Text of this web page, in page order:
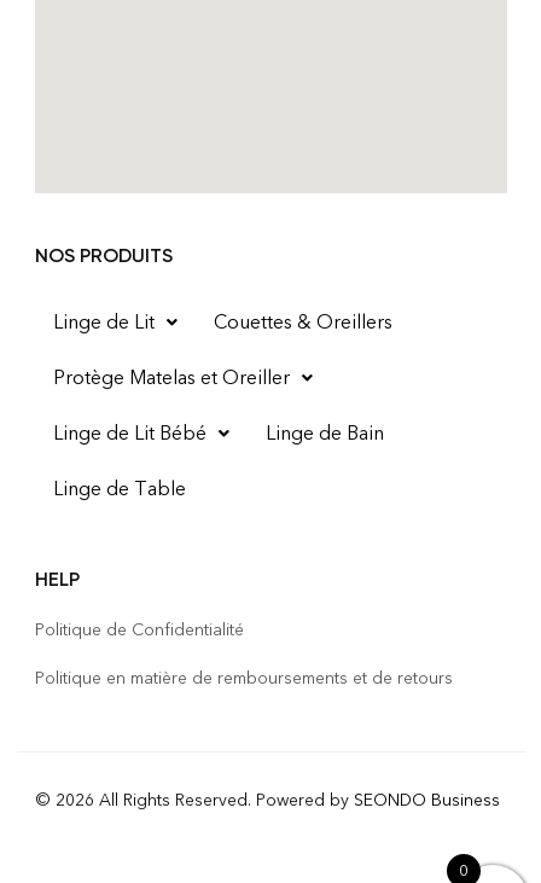
NOS PRODUITS
Linge de Lit Couettes & Oreillers
Protège Matelas et Oreiller
Linge de Lit Bébé Linge de Bain
Linge de Table
HELP
Politique de Confidentialité
Politique en matière de remboursements et de retours
© 2026 All Rights Reserved. Powered by SEONDO Business
0